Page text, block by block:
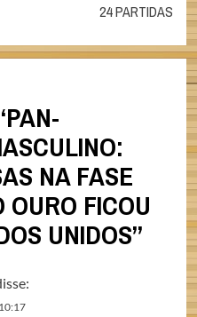
24 PARTIDAS
PAN-
NA FASE
OURO FICOU
UNIDOS”